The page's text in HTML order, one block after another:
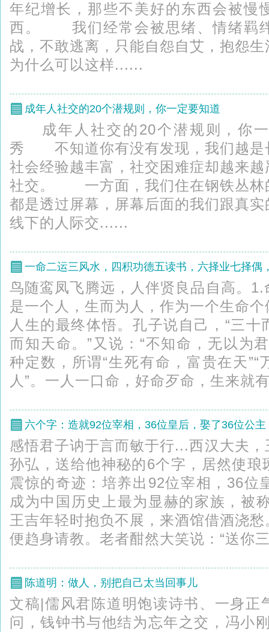
年纪增长，那些不美好的东西会被慢
西。 我们经常会被思绪、情绪羁
战，不敢逃离，只能自怨自艾，抱怨
为什么可以这样......
成年人社交的20个潜规则，你一定要知道
成年人社交的20个潜规则，你
秀 不知道你有没有发现，我们越是
社会经验越丰富，社交困难症却越来
社交。 一方面，我们住在钢铁丛林
都是透过屏幕，屏幕后面的我们跟真
线下的人际交......
鸟随鸾凤飞腾远，人伴贤良品自高。
是一个人，生而为人，作为一个生命
人生的最终体悟。孔子说自己，“三
而知天命。”又说：“不知命，无以为
种定数，所谓“生死有命，富贵在天
人”。一人一口命，好命歹命，生来就
六个字：造就92位宰相，36位皇后，娶了36位公主
感悟君子讷于言而敏于行...西汉大夫
孙弘，送给他神秘的6个字，居然使琅
震惊的奇迹：培养出92位宰相，36位
成为中国历史上最为显赫的家族，被
王吉年轻时抱负不展，来酒馆借酒浇
便趋身请教。老者酣然大笑说：“送你
陈道明：做人，别把自己太当回事儿
文稿|儒风君陈道明饱读诗书、一身正
问，钱钟书与他结为忘年之交，冯小